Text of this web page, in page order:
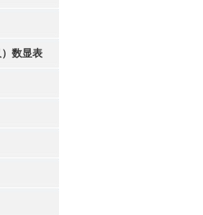
数显表